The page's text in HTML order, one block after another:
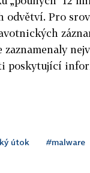
Pro
poskytující
útok #malware